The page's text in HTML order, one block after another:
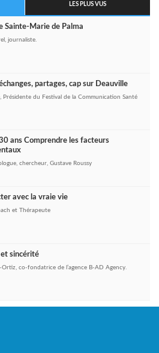
LES PLUS VUS
Sainte-Marie de Palma
journaliste.
partages, cap sur Deauville
Présidente du Festival de la Communication Santé
ans Comprendre les facteurs
chercheur, Gustave Roussy
avec la vraie vie
et Thérapeute
sincérité
Ortiz, co-fondatrice de l’agence B-AD Agency.